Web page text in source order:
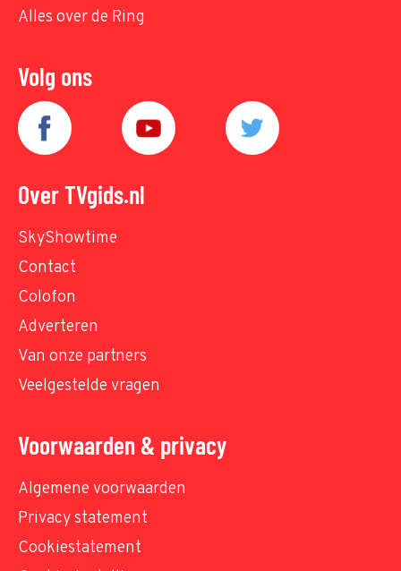
Alles over de Ring
Volg ons
Over TVgids.nl
SkyShowtime
Contact
Colofon
Adverteren
Van onze partners
Veelgestelde vragen
Voorwaarden & privacy
Algemene voorwaarden
Privacy statement
Cookiestatement